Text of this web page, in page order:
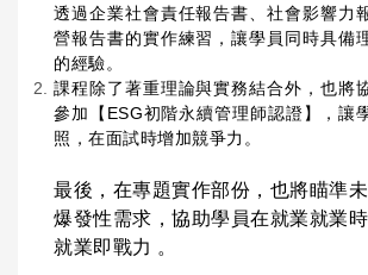
透過企業社會責任報告書、社會影響力
營報告書的實作練習，讓學員同時具備
的經驗。
課程除了著重理論與實務結合外，也將
參加【ESG初階永續管理師認證】，讓
照，在面試時增加競爭力。
最後，在專題實作部份，也將瞄準
爆發性需求，協助學員在就業就業
就業即戰力 。